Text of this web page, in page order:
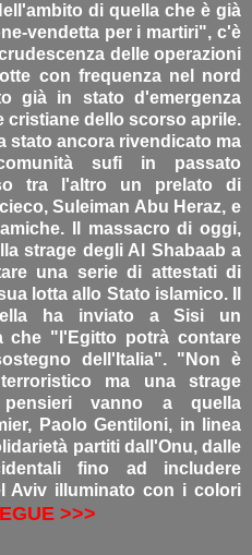
di quella che è già
vendetta per i martiri", c'è
delle operazioni
con frequenza nel nord
già in stato d'emergenza
cristiane dello scorso aprile.
stato ancora rivendicato ma
sufi in passato
tra l'altro un prelato di
Suleiman Abu Heraz, e
Il massacro di oggi,
strage degli Al Shabaab a
una serie di attestati di
lotta allo Stato islamico. Il
ha inviato a Sisi un
che "l'Egitto potrà contare
dell'Italia". "Non è
ma una strage
vanno a quella
Paolo Gentiloni, in linea
partiti dall'Onu, dalle
fino ad includere
Aviv illuminato con i colori
>>>